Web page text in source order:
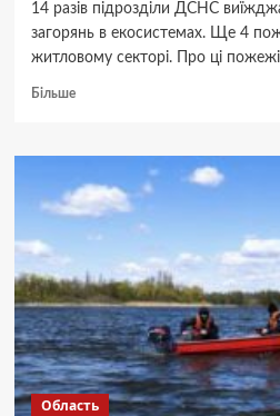
14 разів підрозділи ДСНС
загорянь в екосистемах. Ще 4
житловому секторі. Про ці
БільшеДокладніше
Вінниччині
19
пожеж
сталося
добу
Область